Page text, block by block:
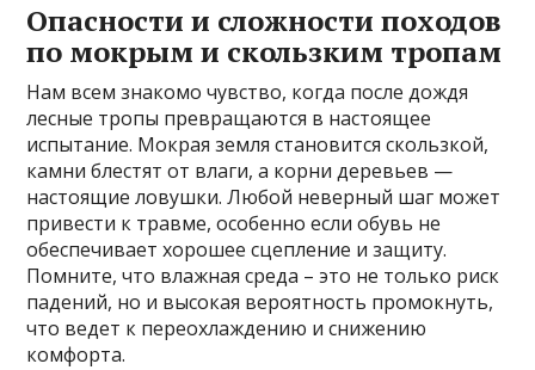
Опасности и сложности походов
по мокрым и скользким тропам
Нам всем знакомо чувство, когда после дождя
лесные тропы превращаются в настоящее
испытание. Мокрая земля становится скользкой,
камни блестят от влаги, а корни деревьев —
настоящие ловушки. Любой неверный шаг может
привести к травме, особенно если обувь не
обеспечивает хорошее сцепление и защиту.
Помните, что влажная среда – это не только риск
падений, но и высокая вероятность промокнуть,
что ведет к переохлаждению и снижению
комфорта.